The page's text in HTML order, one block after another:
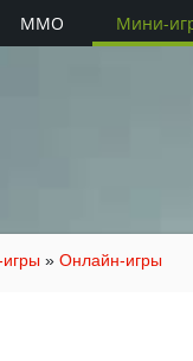
MMO Мини-
» Онлайн-игры